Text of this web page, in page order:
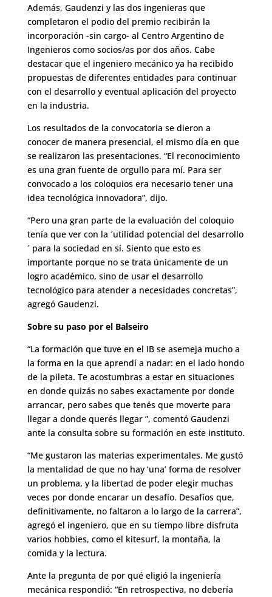
Además, Gaudenzi y las dos ingenieras que
completaron el podio del premio recibirán la
incorporación -sin cargo- al Centro Argentino de
Ingenieros como socios/as por dos años. Cabe
destacar que el ingeniero mecánico ya ha recibido
propuestas de diferentes entidades para continuar
con el desarrollo y eventual aplicación del proyecto
en la industria.
Los resultados de la convocatoria se dieron a
conocer de manera presencial, el mismo día en que
se realizaron las presentaciones. “El reconocimiento
es una gran fuente de orgullo para mí. Para ser
convocado a los coloquios era necesario tener una
idea tecnológica innovadora”, dijo.
“Pero una gran parte de la evaluación del coloquio
tenía que ver con la ´utilidad potencial del desarrollo
´ para la sociedad en sí. Siento que esto es
importante porque no se trata únicamente de un
logro académico, sino de usar el desarrollo
tecnológico para atender a necesidades concretas”,
agregó Gaudenzi.
Sobre su paso por el Balseiro
“La formación que tuve en el IB se asemeja mucho a
la forma en la que aprendí a nadar: en el lado hondo
de la pileta. Te acostumbras a estar en situaciones
en donde quizás no sabes exactamente por donde
arrancar, pero sabes que tenés que moverte para
llegar a donde querés llegar ”, comentó Gaudenzi
ante la consulta sobre su formación en este instituto.
“Me gustaron las materias experimentales. Me gustó
la mentalidad de que no hay ‘una’ forma de resolver
un problema, y la libertad de poder elegir muchas
veces por donde encarar un desafío. Desafíos que,
definitivamente, no faltaron a lo largo de la carrera”,
agregó el ingeniero, que en su tiempo libre disfruta
varios hobbies, como el kitesurf, la montaña, la
comida y la lectura.
Ante la pregunta de por qué eligió la ingeniería
mecánica respondió: “En retrospectiva, no debería